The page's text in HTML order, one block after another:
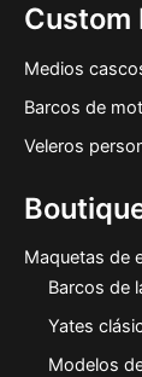
Custom
Medios
Barcos de
Veleros
Maquetas de
Barcos de
Yates
Modelos